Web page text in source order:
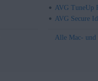
AVG TuneUp
AVG Secure
Alle Mac- und